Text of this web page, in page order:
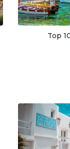
Top